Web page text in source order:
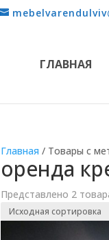
ГЛАВНАЯ
Главная / Товары с
оренда
Представлено 2